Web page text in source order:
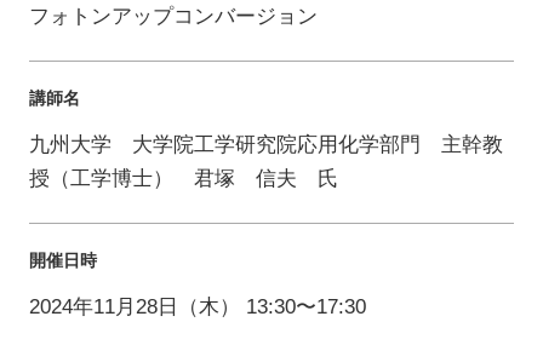
フォトンアップコンバージョン
講師名
九州大学 大学院工学研究院応用化学部門 主幹教
授（工学博士） 君塚 信夫 氏
開催日時
2024年11月28日（木） 13:30〜17:30